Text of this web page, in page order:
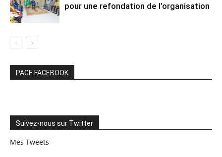
pour une refondation de l’organisation
PAGE FACEBOOK
Suivez-nous sur Twitter
Mes Tweets